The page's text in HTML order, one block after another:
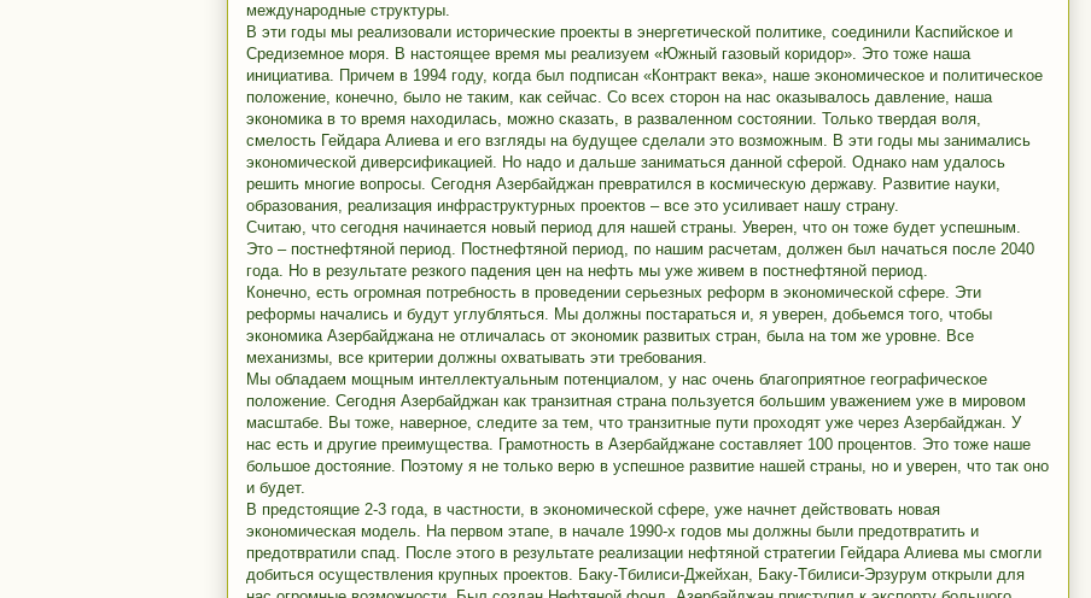
международные структуры.
В эти годы мы реализовали исторические проекты в энергетической политике, соединили Каспийское и
Средиземное моря. В настоящее время мы реализуем «Южный газовый коридор». Это тоже наша
инициатива. Причем в 1994 году, когда был подписан «Контракт века», наше экономическое и политическое
положение, конечно, было не таким, как сейчас. Со всех сторон на нас оказывалось давление, наша
экономика в то время находилась, можно сказать, в разваленном состоянии. Только твердая воля,
смелость Гейдара Алиева и его взгляды на будущее сделали это возможным. В эти годы мы занимались
экономической диверсификацией. Но надо и дальше заниматься данной сферой. Однако нам удалось
решить многие вопросы. Сегодня Азербайджан превратился в космическую державу. Развитие науки,
образования, реализация инфраструктурных проектов – все это усиливает нашу страну.
Считаю, что сегодня начинается новый период для нашей страны. Уверен, что он тоже будет успешным.
Это – постнефтяной период. Постнефтяной период, по нашим расчетам, должен был начаться после 2040
года. Но в результате резкого падения цен на нефть мы уже живем в постнефтяной период.
Конечно, есть огромная потребность в проведении серьезных реформ в экономической сфере. Эти
реформы начались и будут углубляться. Мы должны постараться и, я уверен, добьемся того, чтобы
экономика Азербайджана не отличалась от экономик развитых стран, была на том же уровне. Все
механизмы, все критерии должны охватывать эти требования.
Мы обладаем мощным интеллектуальным потенциалом, у нас очень благоприятное географическое
положение. Сегодня Азербайджан как транзитная страна пользуется большим уважением уже в мировом
масштабе. Вы тоже, наверное, следите за тем, что транзитные пути проходят уже через Азербайджан. У
нас есть и другие преимущества. Грамотность в Азербайджане составляет 100 процентов. Это тоже наше
большое достояние. Поэтому я не только верю в успешное развитие нашей страны, но и уверен, что так оно
и будет.
В предстоящие 2-3 года, в частности, в экономической сфере, уже начнет действовать новая
экономическая модель. На первом этапе, в начале 1990-х годов мы должны были предотвратить и
предотвратили спад. После этого в результате реализации нефтяной стратегии Гейдара Алиева мы смогли
добиться осуществления крупных проектов. Баку-Тбилиси-Джейхан, Баку-Тбилиси-Эрзурум открыли для